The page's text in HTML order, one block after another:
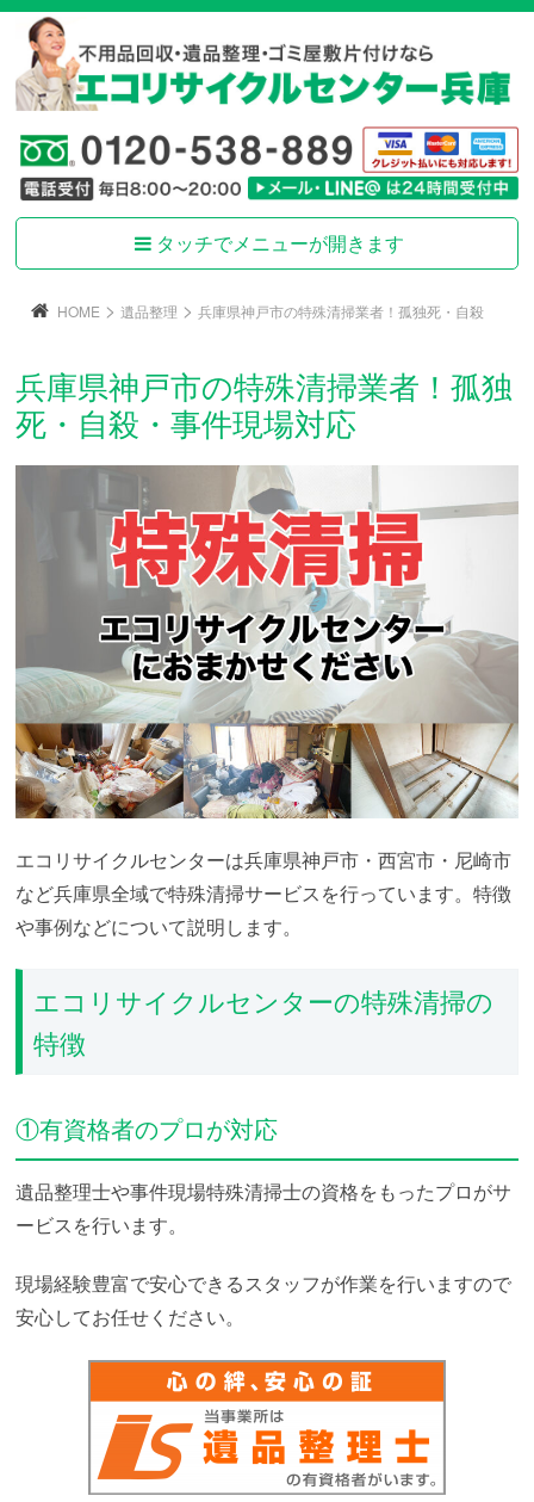
タッチでメニューが開きます
HOME > 遺品整理 > 兵庫県神戸市の特殊清掃業者！孤独死・自殺
兵庫県神戸市の特殊清掃業者！孤独
死・自殺・事件現場対応
エコリサイクルセンターは兵庫県神戸市・西宮市・尼崎市
など兵庫県全域で特殊清掃サービスを行っています。特徴
や事例などについて説明します。
エコリサイクルセンターの特殊清掃の
特徴
①有資格者のプロが対応
遺品整理士や事件現場特殊清掃士の資格をもったプロがサ
ービスを行います。
現場経験豊富で安心できるスタッフが作業を行いますので
安心してお任せください。